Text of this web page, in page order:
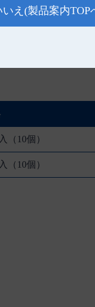
いえ (製品案内TOP
足して使用しないで
（10個）
（10個）